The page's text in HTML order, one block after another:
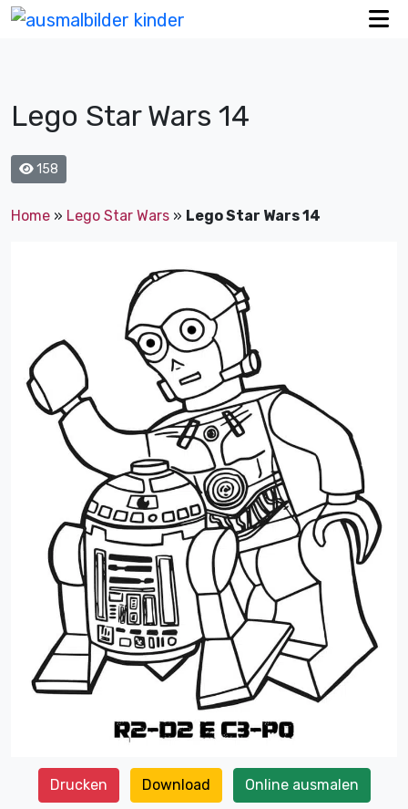
Lego Star Wars 14
158
Home » Lego Star Wars » Lego Star Wars 14
Drucken Download Online ausmalen